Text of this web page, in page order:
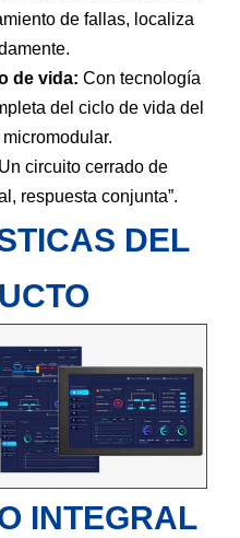
de fallas, localiza
de vida: Con tecnología
del ciclo de vida del
Un circuito cerrado de
respuesta conjunta”.
DEL
INTEGRAL